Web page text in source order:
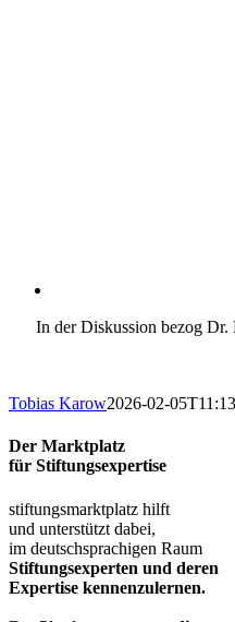
In der Diskussion bezog Dr.
Tobias Karow2026-02-
Der Marktplatz
für Stiftungsexpertise
stiftungsmarktplatz hilft
und unterstützt dabei,
im deutschsprachigen Raum
Stiftungsexperten und deren
Expertise kennenzulernen.